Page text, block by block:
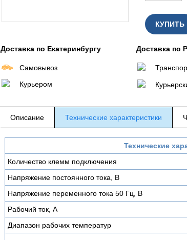
КУПИТЬ
Доставка по Екатеринбургу
Самовывоз
Курьером
Доставка по
Описание Технические характеристики
Технические
Количество клемм подключения
Напряжение постоянного тока, В
Напряжение переменного тока 50 Гц, В
Рабочий ток, А
Диапазон рабочих температур